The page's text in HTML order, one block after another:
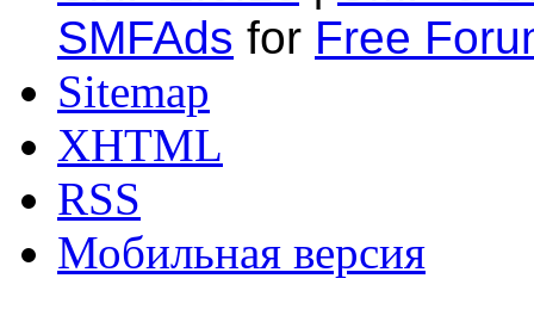
SMFAds for Free
Sitemap
XHTML
RSS
Мобильная версия